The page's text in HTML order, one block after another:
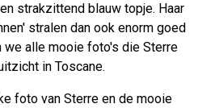
strakzittend blauw topje. Haar
stralen dan ook enorm goed
we alle mooie foto's die Sterre
in Toscane.
foto van Sterre en de mooie